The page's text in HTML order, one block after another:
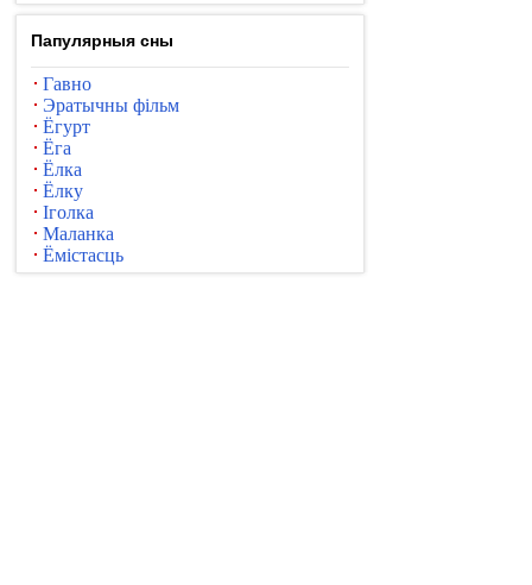
Папулярныя сны
Гавно
Эратычны фільм
Ёгурт
Ёга
Ёлка
Ёлку
Іголка
Маланка
Ёмістасць